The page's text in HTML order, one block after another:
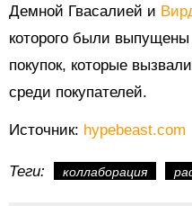
Демной Гвасалией и
которого были
покупок, которые
среди покупателей.
Источник: hypebeast.com
Теги: коллаборация